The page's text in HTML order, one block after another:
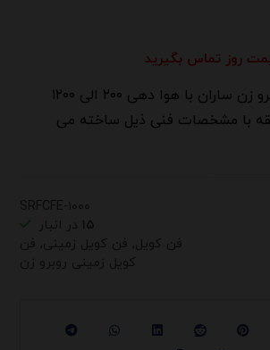
روز تماس بگیرید
فن کویل زمینی روبرو زن ساران با هوا دهی ۲۰۰ الی ۱۲۰۰
با مشخصات فنی ذیل ساخته می